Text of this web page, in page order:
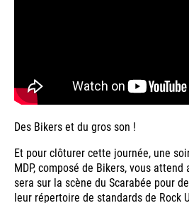
Des Bikers et du gros son !
Et pour clôturer cette journée, une
MDP, composé de Bikers, vous attend
sera sur la scène du Scarabée pour
leur répertoire de standards de Rock